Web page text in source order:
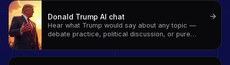
Donald Trump AI chat
Hear what Trump would say about any topic —
debate practice, political discussion, or pure